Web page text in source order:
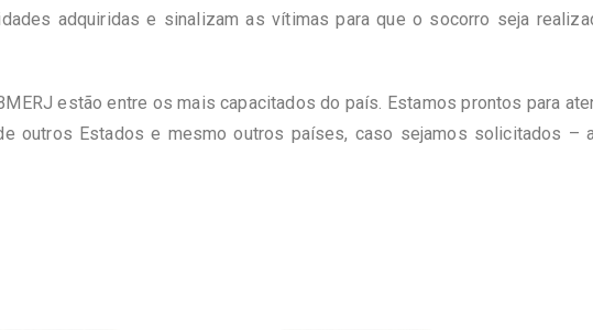
adquiridas e sinalizam as vítimas para que o socorro seja
estão entre os mais capacitados do país. Estamos prontos para
outros Estados e mesmo outros países, caso sejamos solicitados –